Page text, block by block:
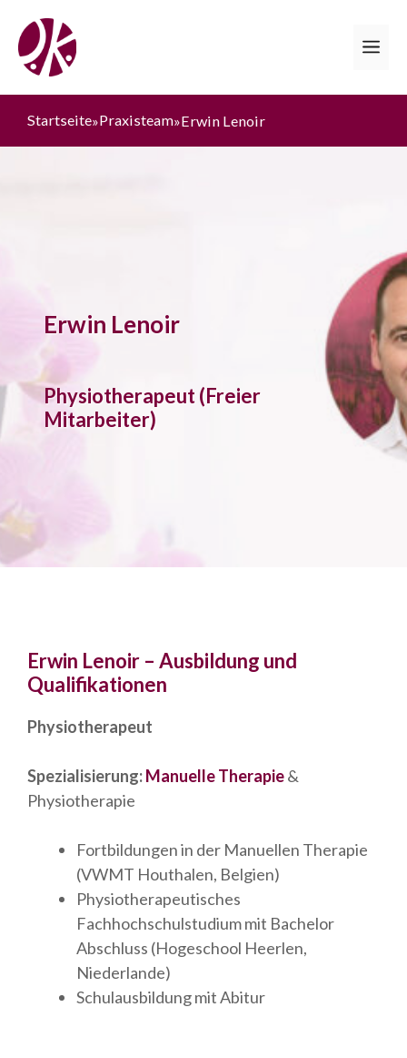
Inhalt
springen
Startseite»Praxisteam»Erwin Lenoir
Erwin Lenoir
Physiotherapeut (Freier
Mitarbeiter)
Erwin Lenoir – Ausbildung und
Qualifikationen
Physiotherapeut
Spezialisierung:Manuelle Therapie&
Physiotherapie
Fortbildungen in der Manuellen Therapie
(VWMT Houthalen, Belgien)
Physiotherapeutisches
Fachhochschulstudium mit Bachelor
Abschluss (Hogeschool Heerlen,
Niederlande)
Schulausbildung mit Abitur